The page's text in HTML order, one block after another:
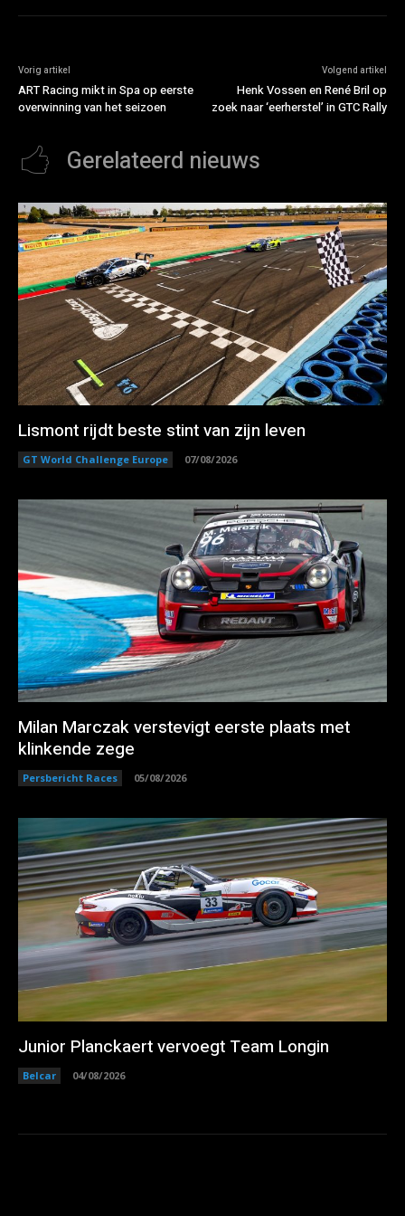
Vorig artikel
ART Racing mikt in Spa op eerste
overwinning van het seizoen
Volgend artikel
Henk Vossen en René Bril op
zoek naar ‘eerherstel’ in GTC Rally
Gerelateerd nieuws
Lismont rijdt beste stint van zijn leven
GT World Challenge Europe 07/08/2026
Milan Marczak verstevigt eerste plaats met
klinkende zege
Persbericht Races 05/08/2026
Junior Planckaert vervoegt Team Longin
Belcar 04/08/2026